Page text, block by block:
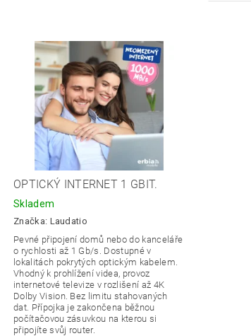
OPTICKÝ INTERNET 1 GBIT.
Skladem
Značka: Laudatio
Pevné připojení domů nebo do kanceláře
o rychlosti až 1 Gb/s. Dostupné v
lokalitách pokrytých optickým kabelem.
Vhodný k prohlížení videa, provoz
internetové televize v rozlišení až 4K
Dolby Vision. Bez limitu stahovaných
dat. Přípojka je zakončena běžnou
počítačovou zásuvkou na kterou si
připojíte svůj router.